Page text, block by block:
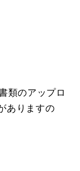
類のアップロ
ありますの